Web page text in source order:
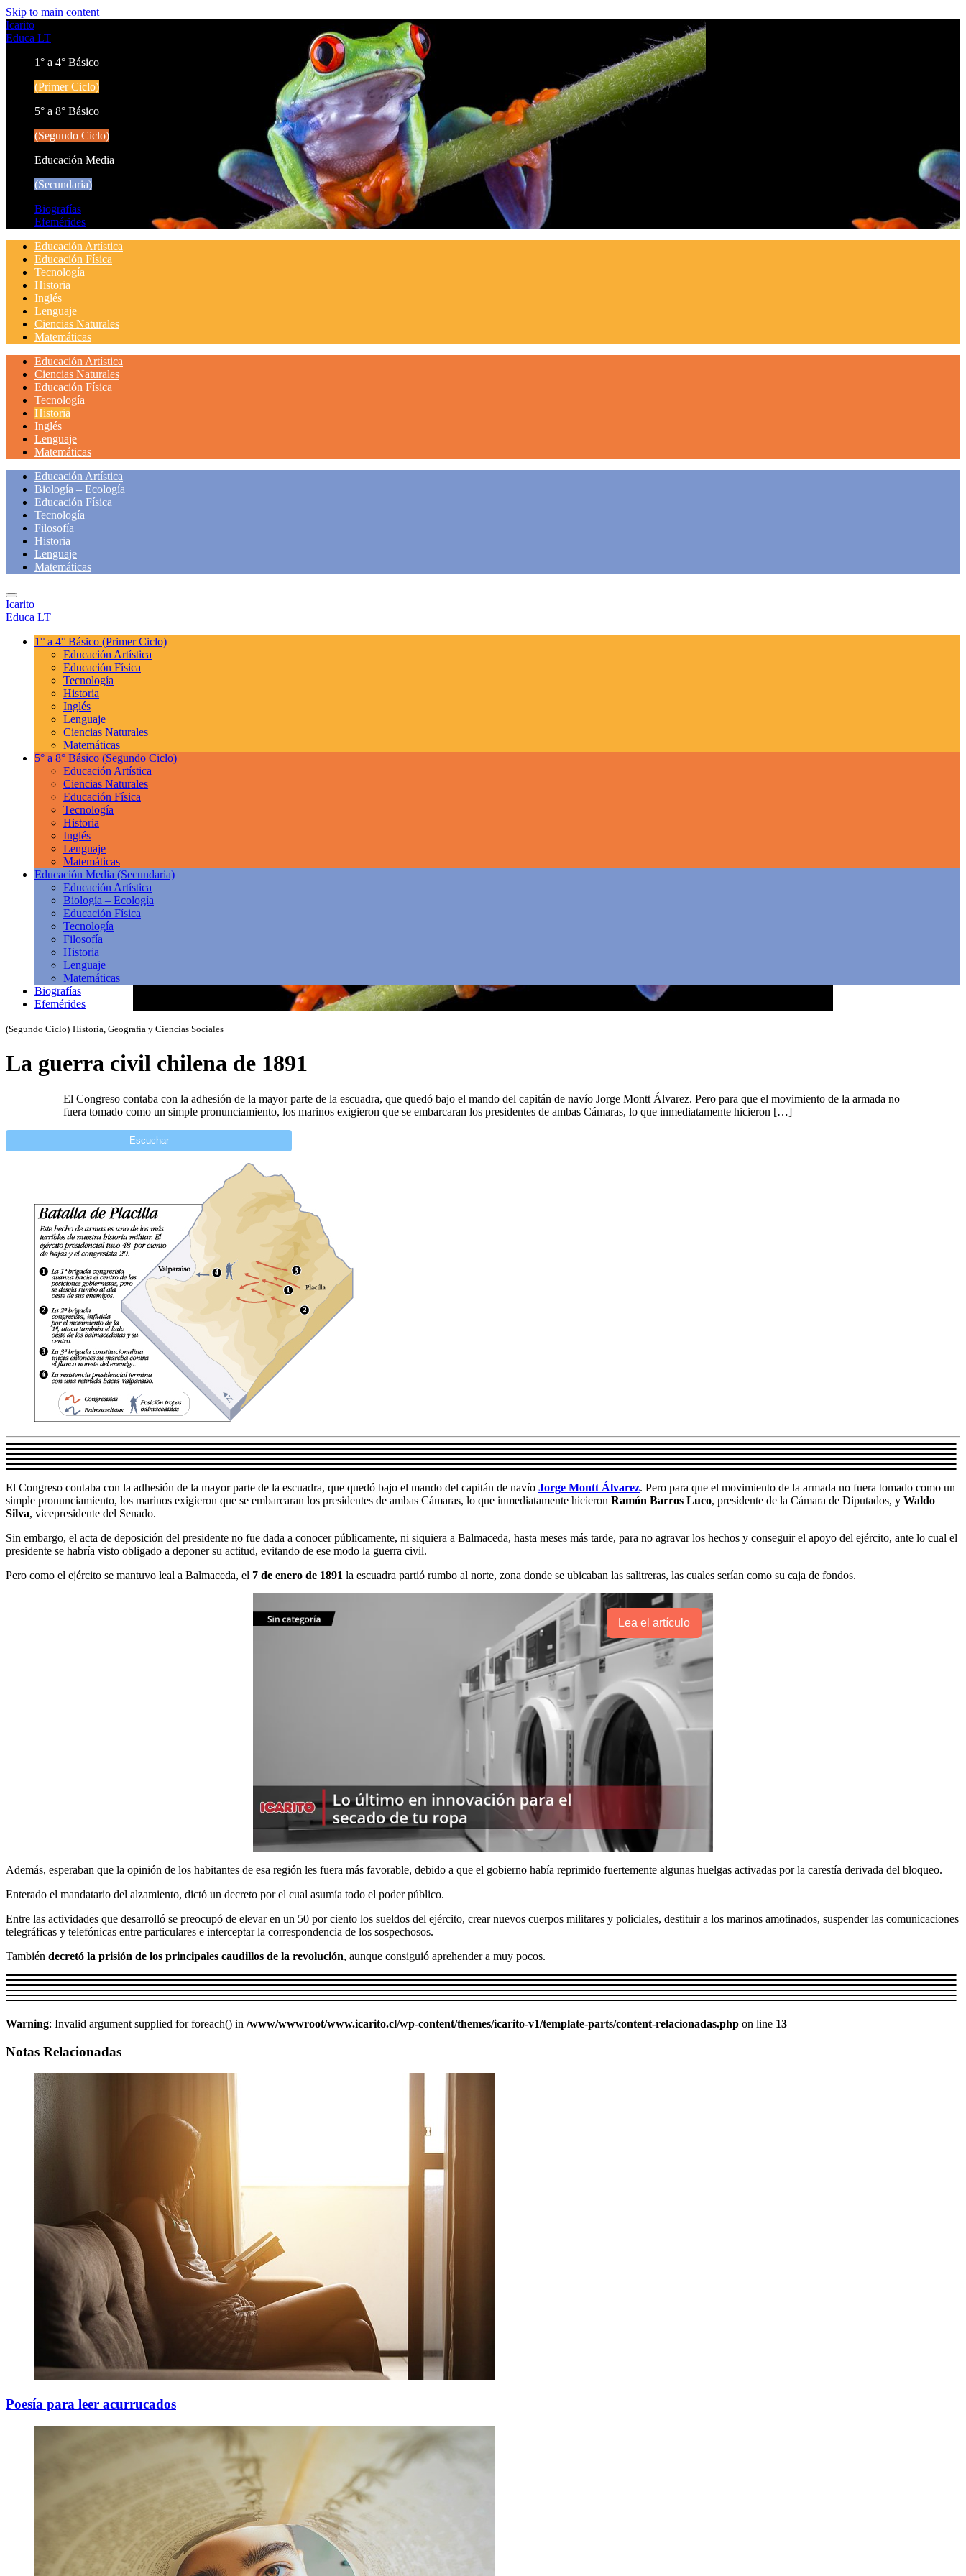
Skip to main content
Icarito
Educa LT
1° a 4° Básico
(Primer Ciclo)
5° a 8° Básico
(Segundo Ciclo)
Educación Media
(Secundaria)
Biografías
Efemérides
Educación Artística
Educación Física
Tecnología
Historia
Inglés
Lenguaje
Ciencias Naturales
Matemáticas
Educación Artística
Ciencias Naturales
Educación Física
Tecnología
Historia
Inglés
Lenguaje
Matemáticas
Educación Artística
Biología – Ecología
Educación Física
Tecnología
Filosofía
Historia
Lenguaje
Matemáticas
Icarito
Educa LT
1° a 4° Básico (Primer Ciclo)
Educación Artística
Educación Física
Tecnología
Historia
Inglés
Lenguaje
Ciencias Naturales
Matemáticas
5° a 8° Básico (Segundo Ciclo)
Educación Artística
Ciencias Naturales
Educación Física
Tecnología
Historia
Inglés
Lenguaje
Matemáticas
Educación Media (Secundaria)
Educación Artística
Biología – Ecología
Educación Física
Tecnología
Filosofía
Historia
Lenguaje
Matemáticas
Biografías
Efemérides
(Segundo Ciclo) Historia, Geografía y Ciencias Sociales
La guerra civil chilena de 1891
El Congreso contaba con la adhesión de la mayor parte de la escuadra, que quedó bajo el mando del capitán de navío Jorge Montt Álvarez. Pero para que el movimiento de la armada no
fuera tomado como un simple pronunciamiento, los marinos exigieron que se embarcaran los presidentes de ambas Cámaras, lo que inmediatamente hicieron […]
Escuchar
El Congreso contaba con la adhesión de la mayor parte de la escuadra, que quedó bajo el mando del capitán de navío Jorge Montt Álvarez. Pero para que el movimiento de la armada no fuera tomado como un
simple pronunciamiento, los marinos exigieron que se embarcaran los presidentes de ambas Cámaras, lo que inmediatamente hicieron Ramón Barros Luco, presidente de la Cámara de Diputados, y Waldo
Silva, vicepresidente del Senado.
Sin embargo, el acta de deposición del presidente no fue dada a conocer públicamente, ni siquiera a Balmaceda, hasta meses más tarde, para no agravar los hechos y conseguir el apoyo del ejército, ante lo cual el
presidente se habría visto obligado a deponer su actitud, evitando de ese modo la guerra civil.
Pero como el ejército se mantuvo leal a Balmaceda, el 7 de enero de 1891 la escuadra partió rumbo al norte, zona donde se ubicaban las salitreras, las cuales serían como su caja de fondos.
Lea el artículo
Además, esperaban que la opinión de los habitantes de esa región les fuera más favorable, debido a que el gobierno había reprimido fuertemente algunas huelgas activadas por la carestía derivada del bloqueo.
Enterado el mandatario del alzamiento, dictó un decreto por el cual asumía todo el poder público.
Entre las actividades que desarrolló se preocupó de elevar en un 50 por ciento los sueldos del ejército, crear nuevos cuerpos militares y policiales, destituir a los marinos amotinados, suspender las comunicaciones
telegráficas y telefónicas entre particulares e interceptar la correspondencia de los sospechosos.
También decretó la prisión de los principales caudillos de la revolución, aunque consiguió aprehender a muy pocos.
Warning: Invalid argument supplied for foreach() in /www/wwwroot/www.icarito.cl/wp-content/themes/icarito-v1/template-parts/content-relacionadas.php on line 13
Notas Relacionadas
Poesía para leer acurrucados